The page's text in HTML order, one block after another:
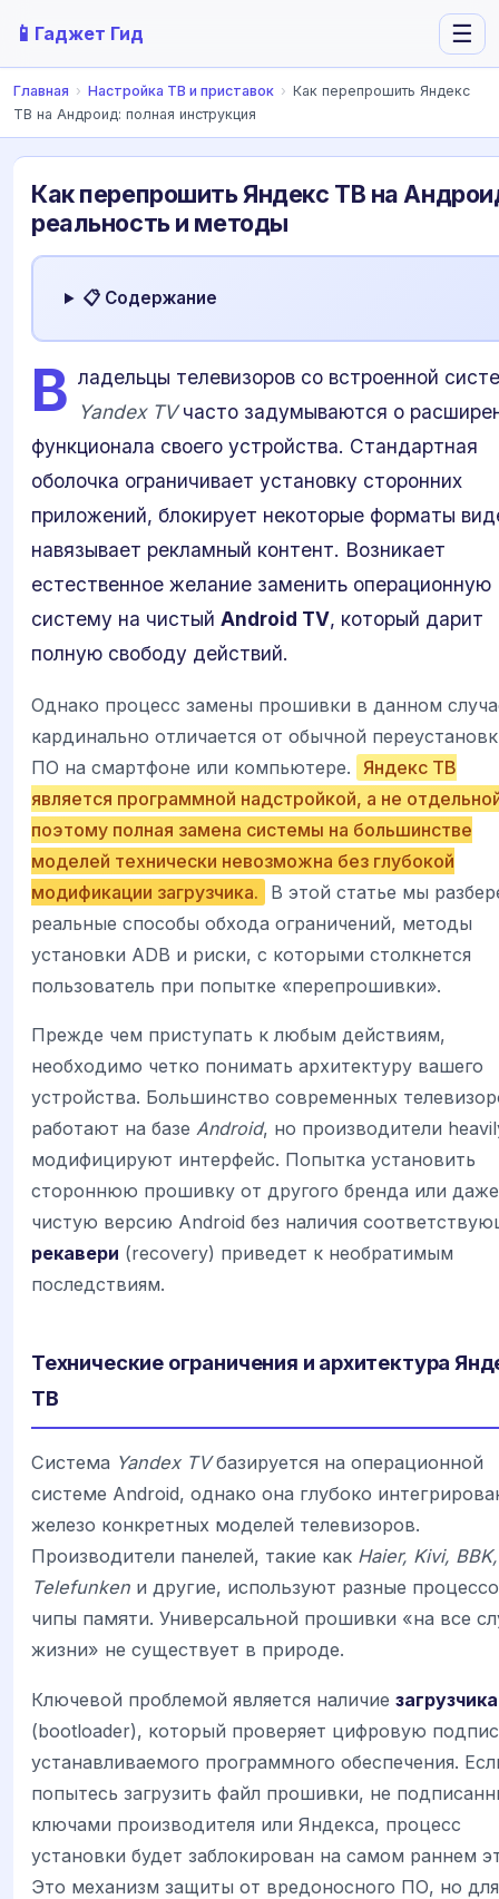
📱 Гаджет Гид ☰
Главная › Настройка ТВ и приставок › Как перепрошить Яндекс
ТВ на Андроид: полная инструкция
Как перепрошить Яндекс ТВ на
реальность и методы
📋 Содержание
В ладельцы телевизоров со встроенной
Yandex TVчасто задумываются о
функционала своего устройства. Стандартная
оболочка ограничивает установку сторонних
приложений, блокирует некоторые форматы
навязывает рекламный контент. Возникает
естественное желание заменить операционную
систему на чистый Android TV, который дарит
полную свободу действий.
Однако процесс замены прошивки в данном
кардинально отличается от обычной
ПО на смартфоне или компьютере. Яндекс ТВ
является программной надстройкой, а не
поэтому полная замена системы на большинстве
моделей технически невозможна без глубокой
модификации загрузчика.
В этой статье мы
реальные способы обхода ограничений, методы
установки ADB и риски, с которыми столкнется
пользователь при попытке «перепрошивки».
Прежде чем приступать к любым действиям,
необходимо четко понимать архитектуру вашего
устройства. Большинство современных
работают на базе Android, но производители
модифицируют интерфейс. Попытка установить
стороннюю прошивку от другого бренда или даже
чистую версию Android без наличия
рекавери (recovery) приведет к необратимым
последствиям.
Технические ограничения и архитектура
ТВ
Система Yandex TVбазируется на операционной
системе Android, однако она глубоко
железо конкретных моделей телевизоров.
Производители панелей, такие как Haier, Kivi, BBK,
Telefunken и другие, используют разные
чипы памяти. Универсальной прошивки «на все
жизни» не существует в природе.
Ключевой проблемой является наличие загрузчика
(bootloader), который проверяет цифровую
устанавливаемого программного обеспечения.
попытесь загрузить файл прошивки, не
ключами производителя или Яндекса, процесс
установки будет заблокирован на самом раннем
Это механизм защиты от вредоносного ПО, но для